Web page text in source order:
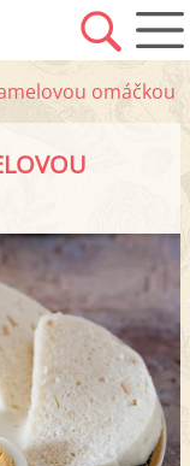
omáčkou